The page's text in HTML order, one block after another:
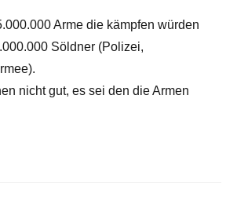
Arme die kämpfen würden
Söldner (Polizei,
nicht gut, es sei den die Armen